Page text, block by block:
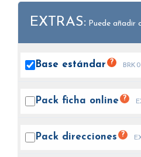
EXTRAS: Puede añadir
Base estándar ?
Pack ficha online ?
Pack direcciones ?